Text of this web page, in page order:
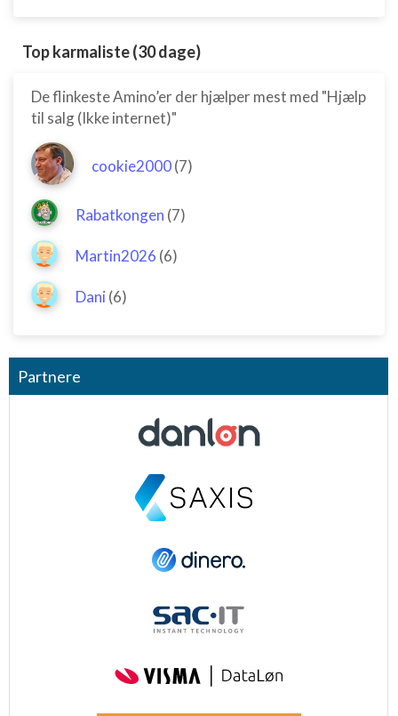
Top karmaliste (30 dage)
De flinkeste Amino’er der hjælper mest med "Hjælp
til salg (Ikke internet)"
cookie2000(7)
Rabatkongen (7)
Martin2026 (6)
Dani (6)
Partnere
Ydeevne
Funktionel
Annoncering / marketing